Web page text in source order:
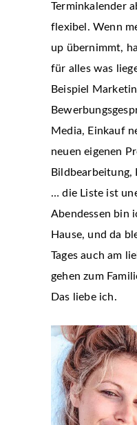
Terminkalender
flexibel. Wenn
up übernimmt,
für alles was
Beispiel
Media, Einkauf
neuen eigenen
… die Liste ist
Abendessen bin
Hause, und da
Tages auch am
gehen zum
Das liebe ich.